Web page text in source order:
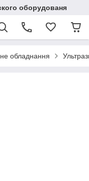
оборудованя
обладнання